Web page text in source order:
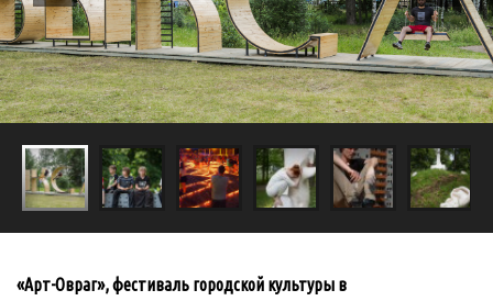
«Арт-Овраг», фестиваль городской культуры в